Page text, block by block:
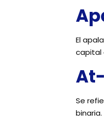
El
capital
Se